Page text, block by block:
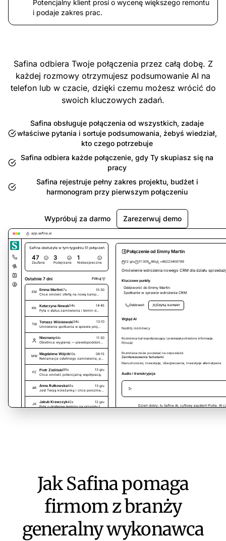
Potencjalny klient prosi o wycenę większego remontu
i podaje zakres prac.
Safina odbiera Twoje połączenia przez całą dobę. Z
każdej rozmowy otrzymujesz podsumowanie AI na
telefon lub w czacie, dzięki czemu możesz wrócić do
swoich kluczowych zadań.
Safina obsługuje połączenia od wszystkich, zadaje
właściwe pytania i sortuje podsumowania, żebyś wiedział,
kto czego potrzebuje
Safina odbiera każde połączenie, gdy Ty skupiasz się na
pracy
Safina rejestruje pełny zakres projektu, budżet i
harmonogram przy pierwszym połączeniu
Wypróbuj za darmo Zarezerwuj demo
Jak Safina pomaga
firmom z branży
generalny wykonawca